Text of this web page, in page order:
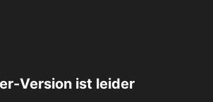
Version ist leider